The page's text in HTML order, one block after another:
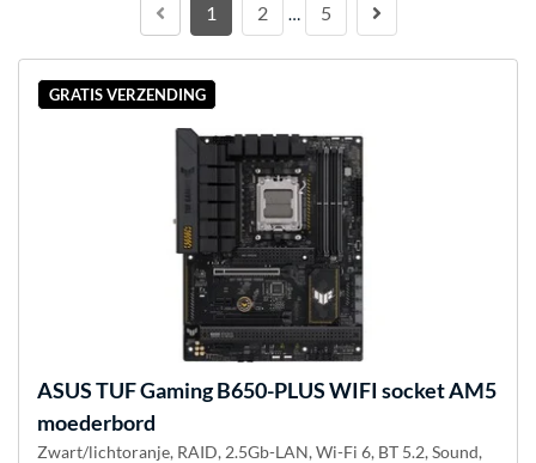
1 2 … 5
GRATIS VERZENDING
ASUSTUF Gaming B650-PLUS WIFI socket AM5
moederbord
Zwart/lichtoranje, RAID, 2.5Gb-LAN, Wi-Fi 6, BT 5.2, Sound,